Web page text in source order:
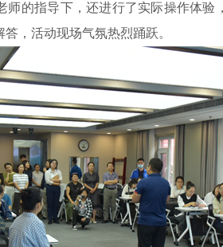
师的指导下，还进行了实际操作体验
， 活动现场气氛热烈踊跃。